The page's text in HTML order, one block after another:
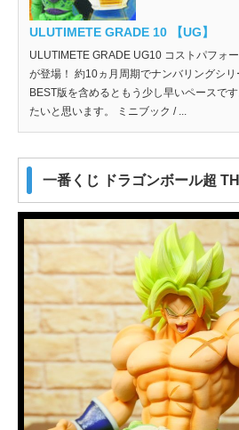
ULUTIMETE GRADE 10 【UG】
ULUTIMETE GRADE UG10 コストパフォ
が登場！ 約10ヵ月周期でナンバリングシリ
BEST版を含めるともう少し早いペースで
たいと思います。 ミニブック / ...
一番くじ ドラゴンボール超